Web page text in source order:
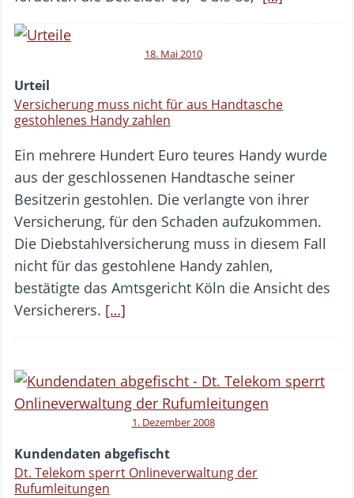
18. Mai 2010
Urteil
Versicherung muss nicht für aus Handtasche
gestohlenes Handy zahlen
Ein mehrere Hundert Euro teures Handy wurde
aus der geschlossenen Handtasche seiner
Besitzerin gestohlen. Die verlangte von ihrer
Versicherung, für den Schaden aufzukommen.
Die Diebstahlversicherung muss in diesem Fall
nicht für das gestohlene Handy zahlen,
bestätigte das Amtsgericht Köln die Ansicht des
Versicherers. […]
1. Dezember 2008
Kundendaten abgefischt
Dt. Telekom sperrt Onlineverwaltung der
Rufumleitungen